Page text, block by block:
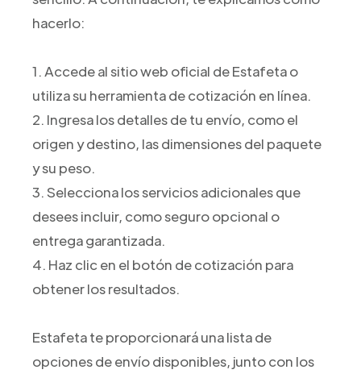
hacerlo:
1. Accede al sitio web oficial de Estafeta o
utiliza su herramienta de cotización en línea.
2. Ingresa los detalles de tu envío, como el
origen y destino, las dimensiones del paquete
y su peso.
3. Selecciona los servicios adicionales que
desees incluir, como seguro opcional o
entrega garantizada.
4. Haz clic en el botón de cotización para
obtener los resultados.
Estafeta te proporcionará una lista de
opciones de envío disponibles, junto con los